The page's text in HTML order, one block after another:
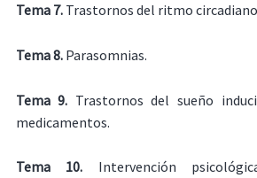
Tema 7.Trastornos del ritmo
Tema 8.Parasomnias.
Tema 9. Trastornos del sueño
medicamentos.
Tema 10. Intervención